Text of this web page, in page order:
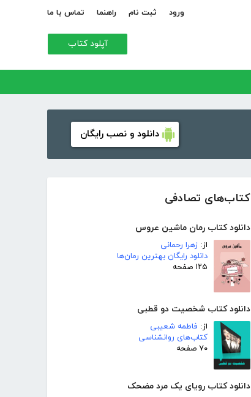
ورود ثبت نام راهنما تماس با ما
آپلود کتاب
دانلود و نصب رایگان
کتاب‌های تصادفی
دانلود کتاب رمان ماشین عروس
از: زهرا رحمانی
دانلود رایگان بهترین رمان‌ها
۱۲۵ صفحه
دانلود کتاب شخصیت دو قطبی
از: فاطمه شعیبی
کتاب‌های روانشناسی
۷۰ صفحه
دانلود کتاب رویای یک مرد مضحک